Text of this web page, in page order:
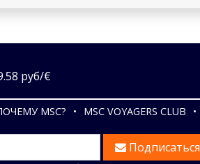
руб/€
MSC? MSC VOYAGERS CLUB
Подписаться